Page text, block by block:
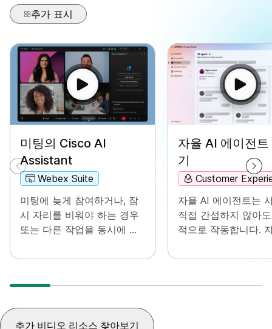
추가 표시
미팅의 Cisco AI
Assistant
Webex Suite
미팅에 늦게 참여하거나, 잠
시 자리를 비워야 하는 경우
또는 다른 작업을 동시에 진
우가 있을 수 있습니다. AI 도
놓친 내용을 빨리 파악하고
자율 AI 에이전트
기
Customer
자율 AI 에이전트는
직접 간섭하지 않아
적으로 작동합니다.
익하고 정확한 답변
세스하고 활용할 수
추가 비디오 리소스 찾아보기